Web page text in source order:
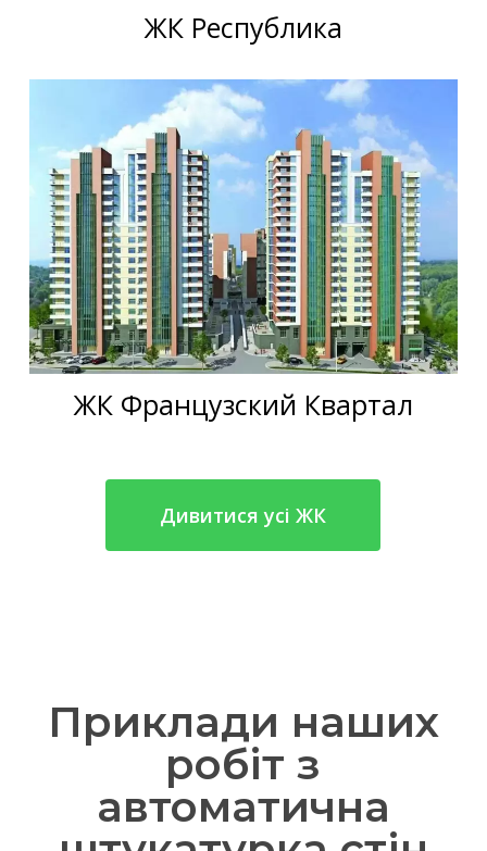
ЖК Республика
ЖК Французский Квартал
Дивитися усі ЖК
Приклади наших
робіт з
автоматична